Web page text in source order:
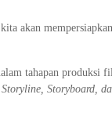
akan
tahapan produksi
Storyboard,